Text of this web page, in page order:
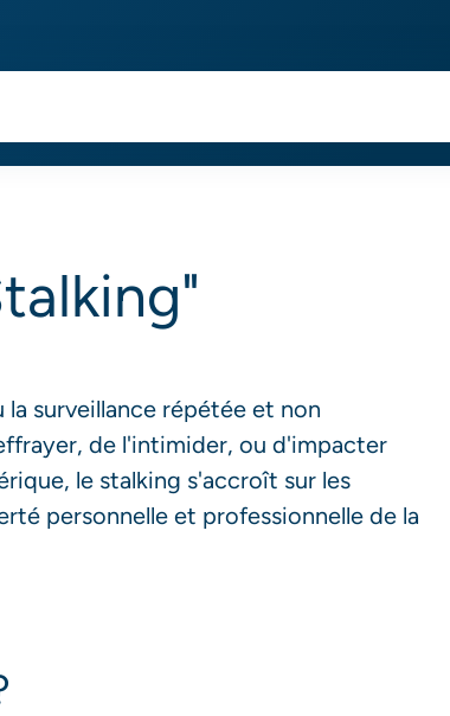
la surveillance répétée et non
de l'intimider, ou d'impacter
le stalking s'accroît sur les
personnelle et professionnelle de la